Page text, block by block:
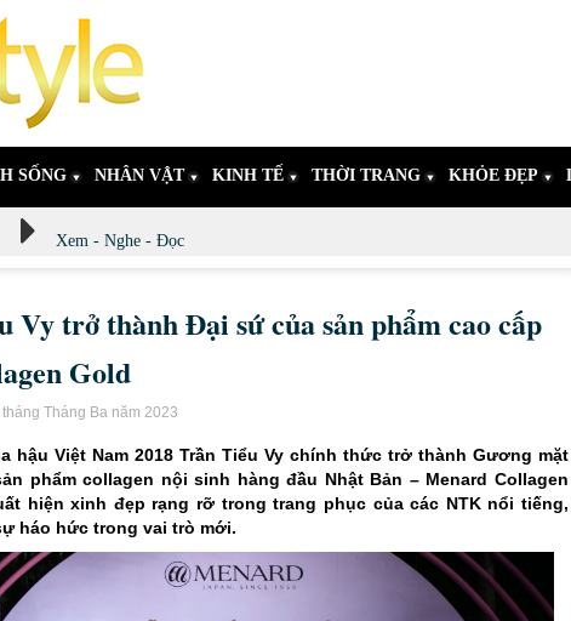
SỐNG NHÂN VẬT KINH TẾ THỜI TRANG KHỎE ĐẸP
Xem - Nghe - Đọc
Vy trở thành Đại sứ của sản phẩm cao cấp
Gold
Tháng Ba năm 2023
hậu Việt Nam 2018 Trần Tiểu Vy chính thức trở thành Gương mặt
phẩm collagen nội sinh hàng đầu Nhật Bản – Menard Collagen
hiện xinh đẹp rạng rỡ trong trang phục của các NTK nổi tiếng,
háo hức trong vai trò mới.